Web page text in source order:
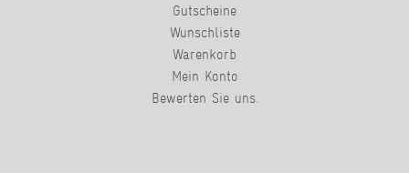
Gutscheine
Wunschliste
Warenkorb
Mein Konto
Bewerten Sie uns.